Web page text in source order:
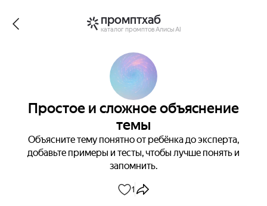
промптхаб
каталог промптов Алисы AI
Простое и сложное объяснение
темы
Объясните тему понятно от ребёнка до эксперта,
добавьте примеры и тесты, чтобы лучше понять и
запомнить.
1